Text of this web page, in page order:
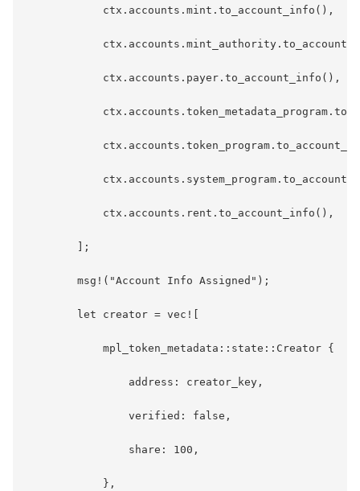
ctx.accounts.mint.to_account_info(),
ctx.accounts.payer.to_account_info(),
ctx.accounts.rent.to_account_info(),
];
msg!("Account Info Assigned");
let creator = vec![
mpl_token_metadata::state::Creator {
address: creator_key,
verified: false,
share: 100,
},